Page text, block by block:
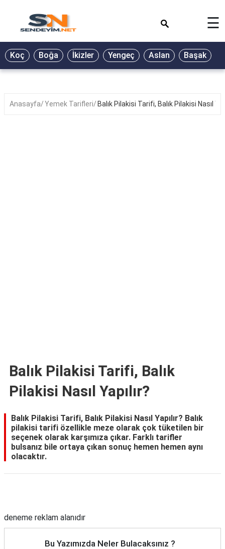
BİYOGRAFİ
GALERİ
☰
Koç Boğa İkizler Yengeç Aslan Başak
Anasayfa Yemek Tarifleri Balık Pilakisi Tarifi, Balık Pilakisi Nasıl
Balık Pilakisi Tarifi, Balık
Pilakisi Nasıl Yapılır?
Balık Pilakisi Tarifi, Balık Pilakisi Nasıl Yapılır? Balık
pilakisi tarifi özellikle meze olarak çok tüketilen bir
seçenek olarak karşımıza çıkar. Farklı tarifler
bulsanız bile ortaya çıkan sonuç hemen hemen aynı
olacaktır.
deneme reklam alanıdır
Bu Yazımızda Neler Bulacaksınız ?